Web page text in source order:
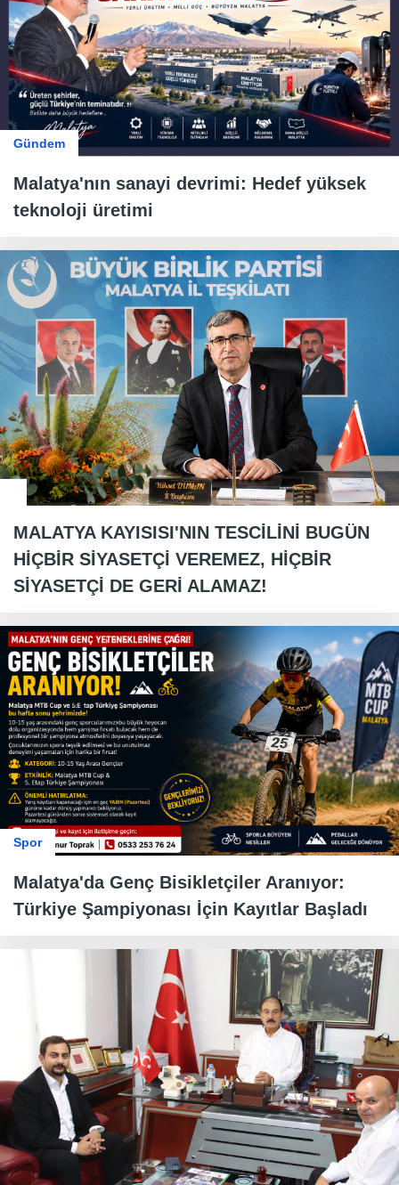
Gündem
Malatya'nın sanayi devrimi: Hedef yüksek
teknoloji üretimi
MALATYA KAYISISI'NIN TESCİLİNİ BUGÜN
HİÇBİR SİYASETÇİ VEREMEZ, HİÇBİR
SİYASETÇİ DE GERİ ALAMAZ!
Spor
Malatya'da Genç Bisikletçiler Aranıyor:
Türkiye Şampiyonası İçin Kayıtlar Başladı